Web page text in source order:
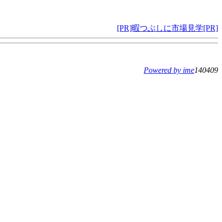
[PR]暇つぶしに市場見学[PR]
Powered by ime140409